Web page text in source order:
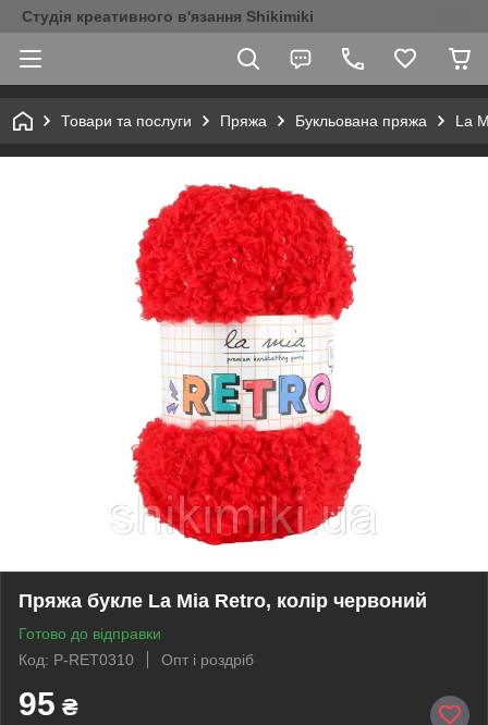
Студія креативного в'язання Shikimiki
Товари та послуги Пряжа Букльована пряжа La
Пряжа букле La Mia Retro, колір червоний
Готово до відправки
Код: P-RET0310
Опт і роздріб
95 ₴